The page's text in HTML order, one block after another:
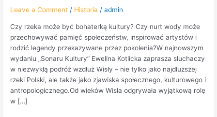
Leave a Comment / Historia /admin
Czy rzeka może być bohaterką kultury? Czy nurt wody może
przechowywać pamięć społeczeństw, inspirować artystów i
rodzić legendy przekazywane przez pokolenia?W najnowszym
wydaniu „Sonaru Kultury” Ewelina Kotlicka zaprasza słuchaczy
w niezwykłą podróż wzdłuż Wisły – nie tylko jako najdłuższej
rzeki Polski, ale także jako zjawiska społecznego, kulturowego i
antropologicznego.Od wieków Wisła odgrywała wyjątkową rolę
w […]